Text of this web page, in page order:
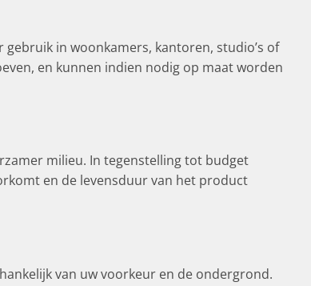
in woonkamers, kantoren, studio’s of
en kunnen indien nodig op maat worden
milieu. In tegenstelling tot budget
en de levensduur van het product
van uw voorkeur en de ondergrond.